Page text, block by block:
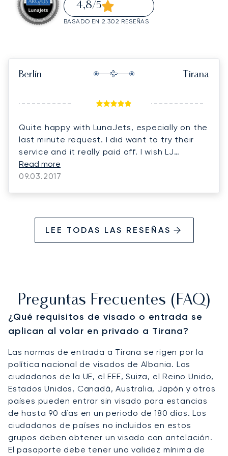
4,8/5
BASADO EN 2.302 RESEÑAS
Berlín Tirana
Quite happy with LunaJets, especially on the
last minute request. I did want to try their
service and it really paid off. I wish LJ
maintain such standards in order to keep
using their services in the future.
Read more
09.03.2017
LEE TODAS LAS RESEÑAS
Preguntas Frecuentes (FAQ)
¿Qué requisitos de visado o entrada se
aplican al volar en privado a Tirana?
Las normas de entrada a Tirana se rigen por la
política nacional de visados de Albania. Los
ciudadanos de la UE, el EEE, Suiza, el Reino Unido,
Estados Unidos, Canadá, Australia, Japón y otros
países pueden entrar sin visado para estancias
de hasta 90 días en un periodo de 180 días. Los
ciudadanos de países no incluidos en estos
grupos deben obtener un visado con antelación.
El pasaporte debe tener una validez mínima de